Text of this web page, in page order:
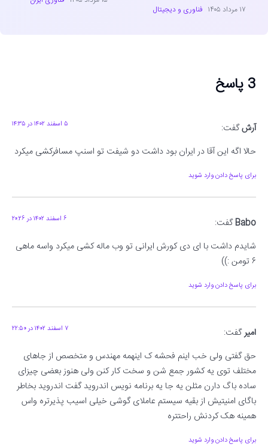
۱۷ مرداد ۱۴۰۵ فناوری و دیجیتال
3 پاسخ
آرشگفت: ۵ اسفند ۱۴۰۲ در ۱۴:۳۵
حالا اگه این آقا در ایران بود داشت دو شیفت تو اسنپ مسافرکشی میکرد
برای پاسخ دادن وارد شوید
Baboگفت: ۶ اسفند ۱۴۰۲ در ۲۰:۲۶
شایدم داشت با ای دی کورش ایرانی تو وب ماله کشی میکرد واسه ماهی
۶ تومن :))
برای پاسخ دادن وارد شوید
امیرگفت: ۷ اسفند ۱۴۰۲ در ۲۲:۵۰
حق گفتی ولی خب اینم فحشه ک اینهمه مهندس و متخصص از جاهای
مختلف توی یه کشور جمع شن و سخت کار کنن ولی هنوز بعضی چیزای
ساده باگ دارن مثلن یه جا یه برنامه نویس اندروید گفت اندروید بخاطر
باگای امنیتیش از بقیه سیستم عاملای گوشی خیلی اسیب پذیرتره واس
همینه هک کردنش راحتتره
برای پاسخ دادن وارد شوید